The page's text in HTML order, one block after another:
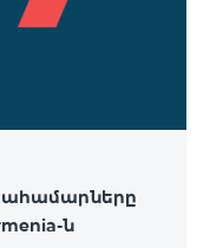
обслуживаться по
ն